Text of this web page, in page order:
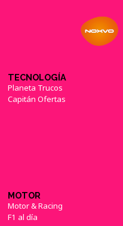
TECNOLOGÍA
Planeta Trucos
Capitán Ofertas
MOTOR
Motor & Racing
F1 al día